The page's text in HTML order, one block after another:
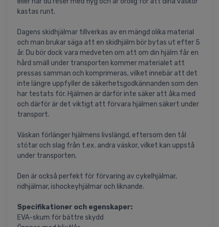
kastas runt.
Dagens skidhjälmar tillverkas av en mängd olika material
och man brukar säga att en skidhjälm bör bytas ut efter 5
år. Du bör dock vara medveten om att om din hjälm får en
hård smäll under transporten kommer materialet att
pressas samman och komprimeras, vilket innebär att det
inte längre uppfyller de säkerhetsgodkännanden som den
har testats för. Hjälmen är därför inte säker att åka med
och därför är det viktigt att förvara hjälmen säkert under
transport.
Väskan förlänger hjälmens livslängd, eftersom den tål
stötar och slag från t.ex. andra väskor, vilket kan uppstå
under transporten.
Den är också perfekt för förvaring av cykelhjälmar,
ridhjälmar, ishockeyhjälmar och liknande.
Specifikationer och egenskaper:
EVA-skum för bättre skydd